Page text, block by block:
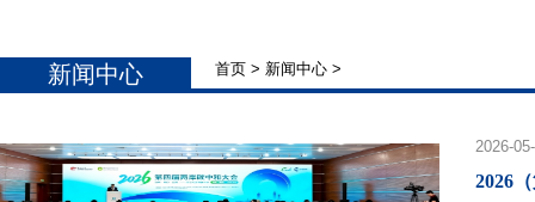
新闻中心 首页 > 新闻中心 >
2026-
2026